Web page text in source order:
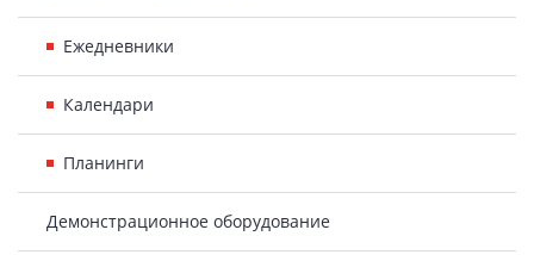
Ежедневники
Календари
Планинги
Демонстрационное оборудование